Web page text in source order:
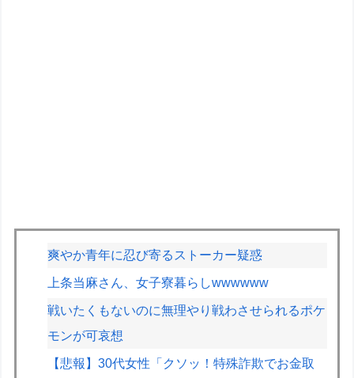
爽やか青年に忍び寄るストーカー疑惑
上条当麻さん、女子寮暮らしwwwwww
戦いたくもないのに無理やり戦わさせられるポケ
モンが可哀想
【悲報】30代女性「クソッ！特殊詐欺でお金取